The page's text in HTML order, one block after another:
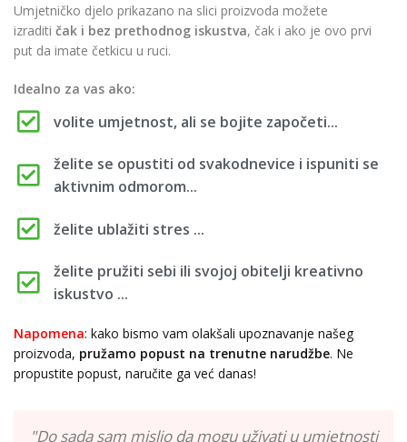
Umjetničko djelo prikazano na slici proizvoda možete
izraditi čak i bez prethodnog iskustva, čak i ako je ovo prvi
put da imate četkicu u ruci.
Idealno za vas ako:
volite umjetnost, ali se bojite započeti...
želite se opustiti od svakodnevice i ispuniti se
aktivnim odmorom...
želite ublažiti stres ...
želite pružiti sebi ili svojoj obitelji kreativno
iskustvo ...
Napomena: kako bismo vam olakšali upoznavanje našeg
proizvoda, pružamo popust na trenutne narudžbe. Ne
propustite popust, naručite ga već danas!
"Do sada sam mislio da mogu uživati u umjetnosti